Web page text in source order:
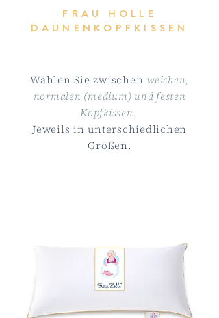
FRAU HOLLE
DAUNENKOPFKISSEN
Wählen Sie zwischen weichen,
normalen (medium) und festen
Kopfkissen.
Jeweils in unterschiedlichen
Größen.